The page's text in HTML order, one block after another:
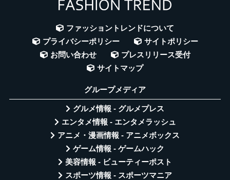
ファッショントレンドについて
プライバシーポリシー
サイトポリシー
お問い合わせ
プレスリリース受付
サイトマップ
グループメディア
グルメ情報 - グルメプレス
エンタメ情報 - エンタメラッシュ
アニメ・漫画情報 - アニメボックス
ゲーム情報 - ゲームハック
美容情報 - ビューティーポスト
スポーツ情報 - スポーツマニア